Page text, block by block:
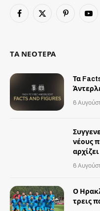
Facebook
X
Pinterest
ΤΑ ΝΕΟΤΕΡΑ
Τα
6
νέους
6
Ο
τρεις